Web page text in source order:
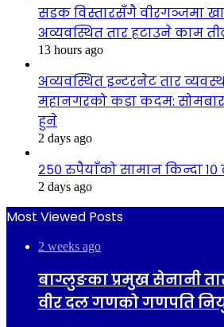
सडक विस्तारसँगै वीरगञ्जमा
अव्यवस्थित तार हटाउने काम
13 hours ago
अव्यवस्थित इन्टरनेट तार
महानगरको कडा कदम:
हुने
2 days ago
२५० रुपैयाँको सामान किन्दा
2 days ago
Most Viewed Posts
2 weeks ago
बाग्लुङका प्रमुख सेनानी
वीर दल गणको गणपति